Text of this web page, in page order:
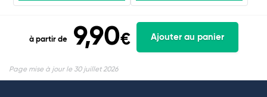
à partir de 9,90€ Ajouter au panier
Page mise à jour le 30 juillet 2026